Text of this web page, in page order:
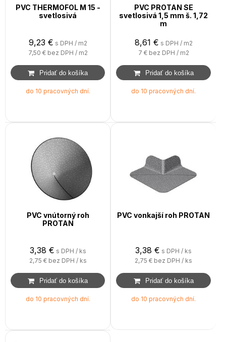
PVC THERMOFOL M 15 -
svetlosivá
9,23 € s DPH / m2
7,50 € bez DPH / m2
do 10 pracovných dní.
PVC PROTAN SE
svetlosivá 1,5 mm š. 1,72
m
8,61 € s DPH / m2
7 € bez DPH / m2
do 10 pracovných dní.
PVC vnútorný roh
PROTAN
3,38 € s DPH / ks
2,75 € bez DPH / ks
do 10 pracovných dní.
PVC vonkajší roh PROTAN
3,38 € s DPH / ks
2,75 € bez DPH / ks
do 10 pracovných dní.